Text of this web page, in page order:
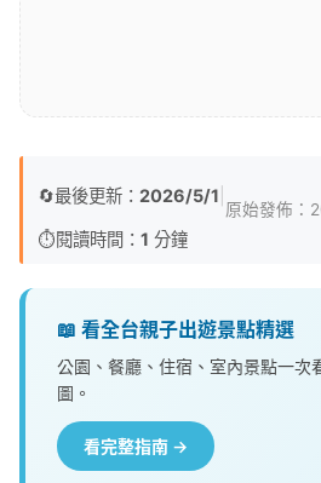
🔄最後更新： 2026/5/1
原始發佈：
⏱️閱讀時間： 1 分鐘
📖 看全台親子出遊景點精選
公園、餐廳、住宿、室內景點一
圖。
看完整指南 →